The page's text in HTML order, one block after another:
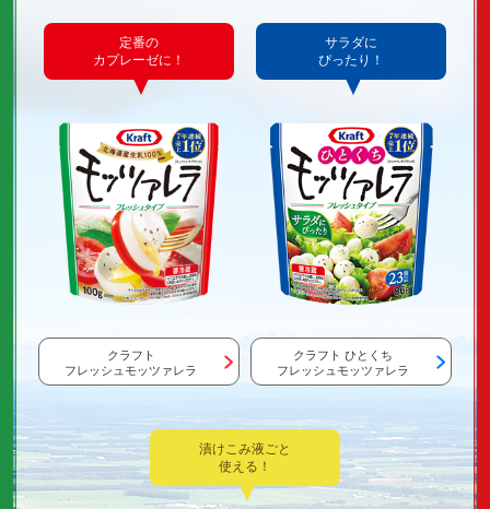
定番の
カプレーゼに！
クラフト
フレッシュモッツァレラ
サラダに
ぴったり！
クラフト ひとくち
フレッシュモッツァレラ
漬けこみ液ごと
使える！